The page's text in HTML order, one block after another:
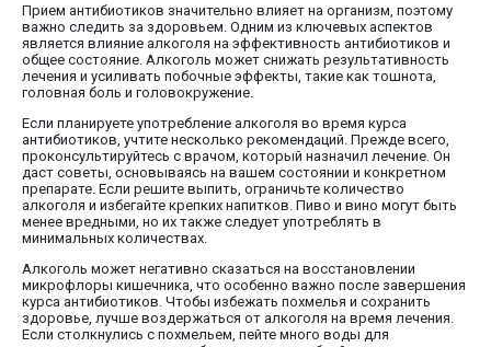
Прием антибиотиков значительно влияет на организм, поэтому
важно следить за здоровьем. Одним из ключевых аспектов
является влияние алкоголя на эффективность антибиотиков и
общее состояние. Алкоголь может снижать результативность
лечения и усиливать побочные эффекты, такие как тошнота,
головная боль и головокружение.
Если планируете употребление алкоголя во время курса
антибиотиков, учтите несколько рекомендаций. Прежде всего,
проконсультируйтесь с врачом, который назначил лечение. Он
даст советы, основываясь на вашем состоянии и конкретном
препарате. Если решите выпить, ограничьте количество
алкоголя и избегайте крепких напитков. Пиво и вино могут быть
менее вредными, но их также следует употреблять в
минимальных количествах.
Алкоголь может негативно сказаться на восстановлении
микрофлоры кишечника, что особенно важно после завершения
курса антибиотиков. Чтобы избежать похмелья и сохранить
здоровье, лучше воздержаться от алкоголя на время лечения.
Если столкнулись с похмельем, пейте много воды для